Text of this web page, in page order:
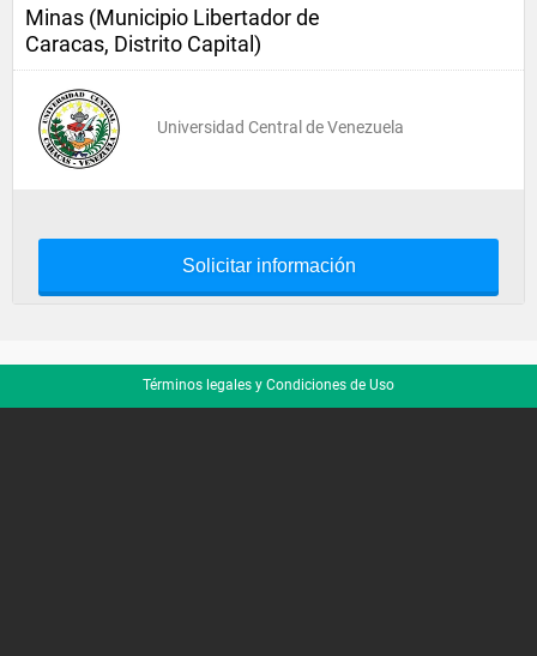
Minas (Municipio Libertador de
Caracas, Distrito Capital)
Universidad Central de Venezuela
Solicitar información
Términos legales y Condiciones de Uso